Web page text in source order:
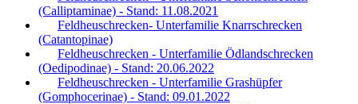
(Calliptaminae) - Stand: 11.08.2021
Feldheuschrecken- Unterfamilie Knarrschrecken
(Catantopinae)
Feldheuschrecken - Unterfamilie Ödlandschrecken
(Oedipodinae) - Stand: 20.06.2022
Feldheuschrecken - Unterfamilie Grashüpfer
(Gomphocerinae) - Stand: 09.01.2022